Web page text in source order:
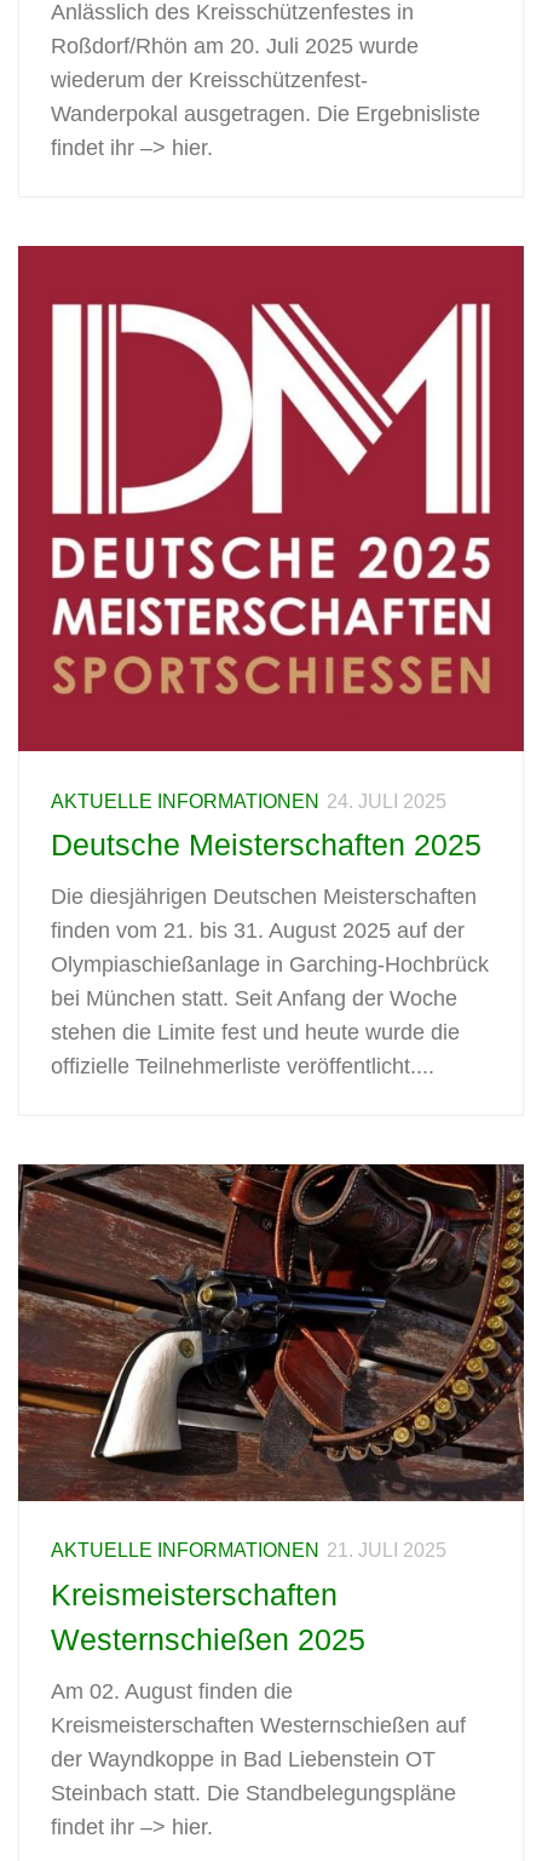
Anlässlich des Kreisschützenfestes in
Roßdorf/Rhön am 20. Juli 2025 wurde
wiederum der Kreisschützenfest-
Wanderpokal ausgetragen. Die Ergebnisliste
findet ihr –> hier.
AKTUELLE INFORMATIONEN 24. JULI 2025
Deutsche Meisterschaften 2025
Die diesjährigen Deutschen Meisterschaften
finden vom 21. bis 31. August 2025 auf der
Olympiaschießanlage in Garching-Hochbrück
bei München statt. Seit Anfang der Woche
stehen die Limite fest und heute wurde die
offizielle Teilnehmerliste veröffentlicht....
AKTUELLE INFORMATIONEN 21. JULI 2025
Kreismeisterschaften
Westernschießen 2025
Am 02. August finden die
Kreismeisterschaften Westernschießen auf
der Wayndkoppe in Bad Liebenstein OT
Steinbach statt. Die Standbelegungspläne
findet ihr –> hier.